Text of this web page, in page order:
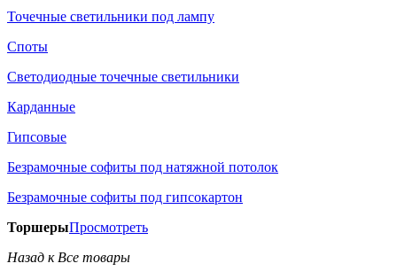
Точечные светильники под лампу
Споты
Светодиодные точечные светильники
Карданные
Гипсовые
Безрамочные софиты под натяжной потолок
Безрамочные софиты под гипсокартон
ТоршерыПросмотреть
Назад к Все товары